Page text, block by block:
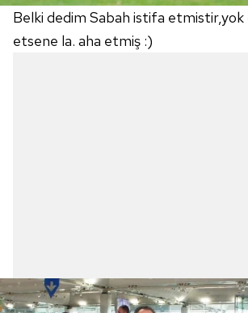
Belki dedim Sabah istifa
etsene la. aha etmiş :)